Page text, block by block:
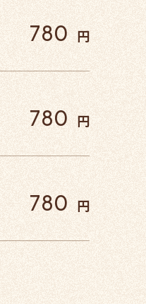
780 円
780 円
780 円